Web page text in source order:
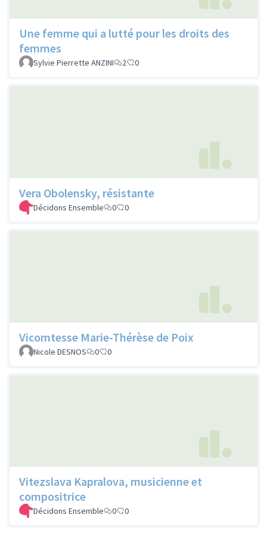
Une femme qui a lutté pour les droits des
femmes
Sylvie Pierrette ANZINI 2 0
Vera Obolensky, résistante
Décidons Ensemble 0 0
Vicomtesse Marie-Thérèse de Poix
Nicole DESNOS 0 0
Vitezslava Kapralova, musicienne et
compositrice
Décidons Ensemble 0 0